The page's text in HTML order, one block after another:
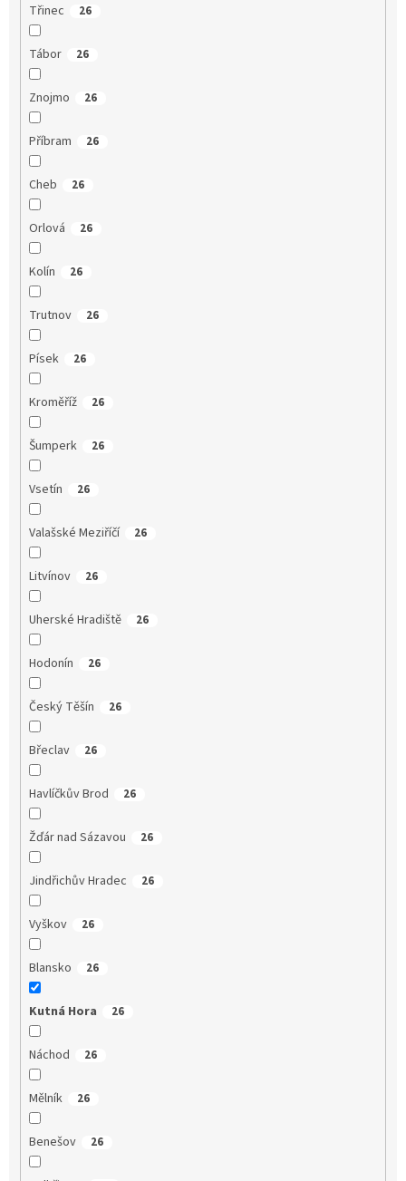
Třinec 26
Tábor 26
Znojmo 26
Příbram 26
Cheb 26
Orlová 26
Kolín 26
Trutnov 26
Písek 26
Kroměříž 26
Šumperk 26
Vsetín 26
Valašské Meziříčí 26
Litvínov 26
Uherské Hradiště 26
Hodonín 26
Český Těšín 26
Břeclav 26
Havlíčkův Brod 26
Žďár nad Sázavou 26
Jindřichův Hradec 26
Vyškov 26
Blansko 26
Kutná Hora 26
Náchod 26
Mělník 26
Benešov 26